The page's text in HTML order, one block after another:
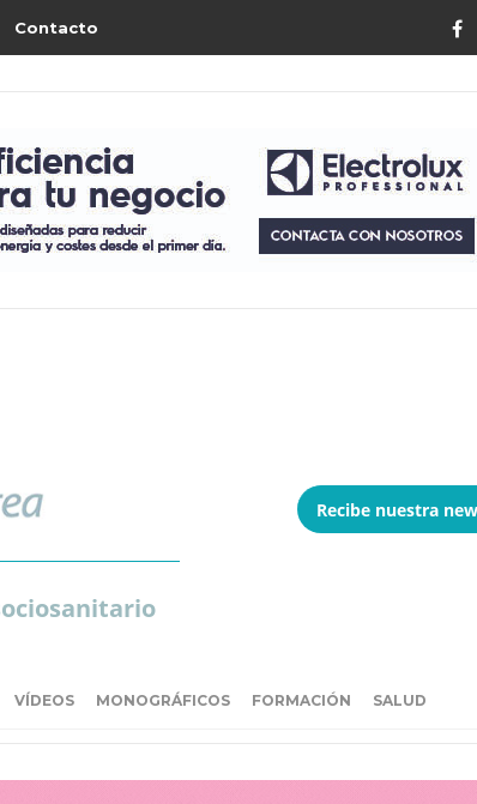
Contacto
Recibe nuestra
VÍDEOS MONOGRÁFICOS FORMACIÓN SALUD